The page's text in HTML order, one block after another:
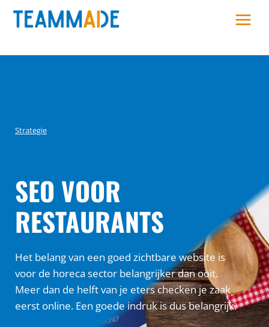
Skip
Strategie
SEO VOOR
RESTAURANTS
Het belang van een goed zichtbare website is
voor de horeca sector belangrijker dan ooit.
Meer dan de helft van je eters checken je zaak
eerst online. Een goede indruk is dus belangrijk.